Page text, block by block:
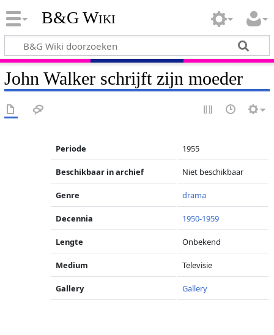
B&G Wiki
John Walker schrijft zijn moeder
Periode 1955
Beschikbaar in archief Niet beschikbaar
Genre drama
Decennia 1950-1959
Lengte Onbekend
Medium Televisie
Gallery Gallery